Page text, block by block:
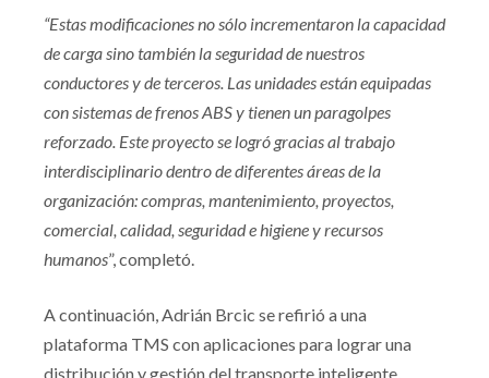
“Estas modificaciones no sólo incrementaron la capacidad
de carga sino también la seguridad de nuestros
conductores y de terceros. Las unidades están equipadas
con sistemas de frenos ABS y tienen un paragolpes
reforzado. Este proyecto se logró gracias al trabajo
interdisciplinario dentro de diferentes áreas de la
organización: compras, mantenimiento, proyectos,
comercial, calidad, seguridad e higiene y recursos
humanos”, completó.
A continuación, Adrián Brcic se refirió a una
plataforma TMS con aplicaciones para lograr una
distribución y gestión del transporte inteligente,